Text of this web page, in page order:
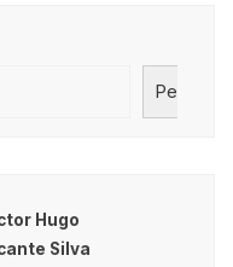
Hugo
Silva